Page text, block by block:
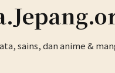
sains, dan anime &